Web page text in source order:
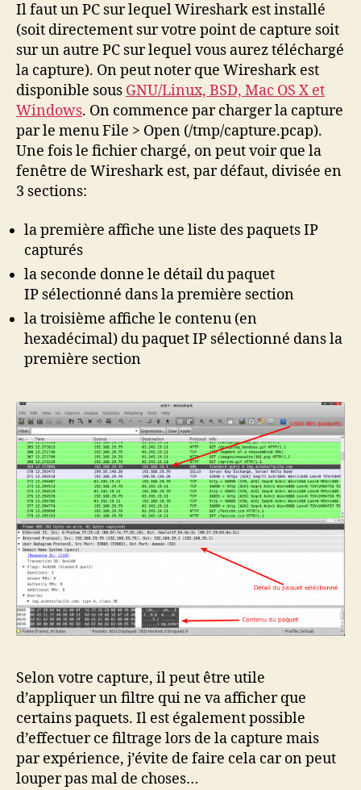
Il faut un PC sur lequel Wireshark est installé
(soit directement sur votre point de capture soit
sur un autre PC sur lequel vous aurez téléchargé
la capture). On peut noter que Wireshark est
disponible sous GNU/Linux, BSD, Mac OS X et
Windows. On commence par charger la capture
par le menu File > Open (/tmp/capture.pcap).
Une fois le fichier chargé, on peut voir que la
fenêtre de Wireshark est, par défaut, divisée en
3 sections:
la première affiche une liste des paquets IP
capturés
la seconde donne le détail du paquet
IP sélectionné dans la première section
la troisième affiche le contenu (en
hexadécimal) du paquet IP sélectionné dans la
première section
Selon votre capture, il peut être utile
d’appliquer un filtre qui ne va afficher que
certains paquets. Il est également possible
d’effectuer ce filtrage lors de la capture mais
par expérience, j’évite de faire cela car on peut
louper pas mal de choses…